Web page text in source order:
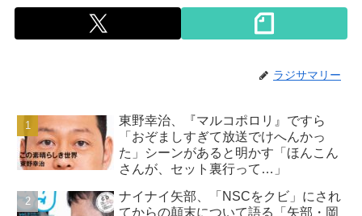
ラジサマリー
東野幸治、『マルコポロリ』ですら
「おぞましすぎて放送でけへんかっ
た」シーンがあると明かす「ほんこん
さんが、セット裏行って…」
ナイナイ矢部、「NSCをクビ」にされ
てからの顛末について語る「矢部・岡